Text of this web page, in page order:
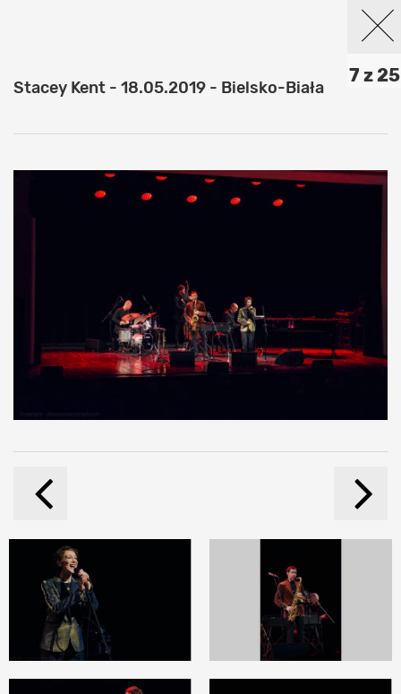
7 z 25
Stacey Kent - 18.05.2019 - Bielsko-Biała